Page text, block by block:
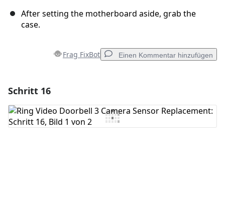
After setting the motherboard aside, grab the
case.
Frag FixBot Einen Kommentar hinzufügen
Kommentar hinzufügen
Schritt 16